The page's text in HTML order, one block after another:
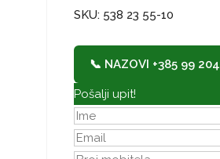
SKU: 538 23 55-10
📞 NAZOVI +385 99
Pošalji upit!